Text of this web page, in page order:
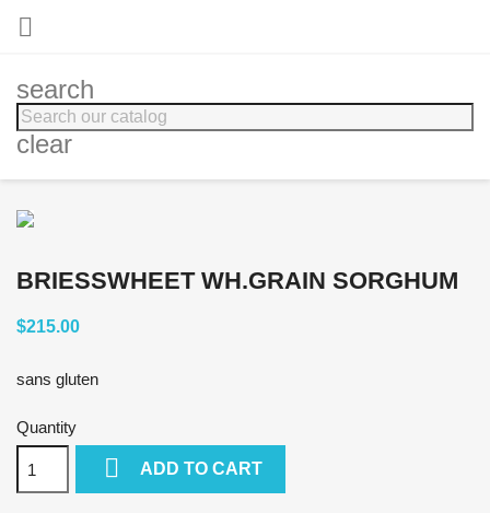

search
clear
BRIESSWHEET WH.GRAIN SORGHUM
$215.00
sans gluten
Quantity
 ADD TO CART